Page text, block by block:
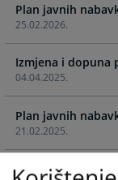
forward
to
interact
with
the
calendar
and
select
a
date.
25.02.2026.
Plan javnih
04.04.2025.
Izmjena i dopuna
21.02.2025.
Plan javnih
Plan javnih